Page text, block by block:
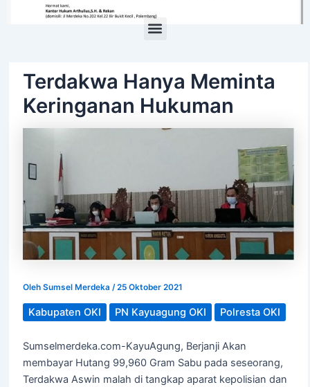
Terdakwa Hanya Meminta
Keringanan Hukuman
Oleh Sumsel Merdeka /25 Oktober 2021
Kabupaten OKI PN Kayuagung OKI Polresta OKI
Sumselmerdeka.com-KayuAgung, Berjanji Akan
membayar Hutang 99,960 Gram Sabu pada seseorang,
Terdakwa Aswin malah di tangkap aparat kepolisian dan